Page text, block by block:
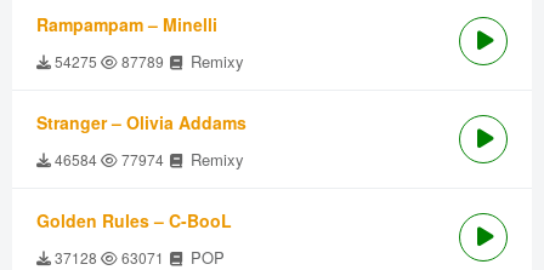
Rampampam – Minelli
54275 87789 Remixy
Stranger – Olivia Addams
46584 77974 Remixy
Golden Rules – C-BooL
37128 63071 POP